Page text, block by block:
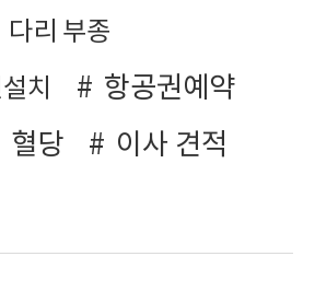
다리 부종
치
항공권예약
혈당
이사 견적